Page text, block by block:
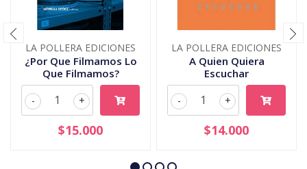
LA POLLERA EDICIONES
¿Por Que Filmamos Lo
Que Filmamos?
+
-
$15.000
LA POLLERA EDICIONES
A Quien Quiera
Escuchar
+
-
$14.000